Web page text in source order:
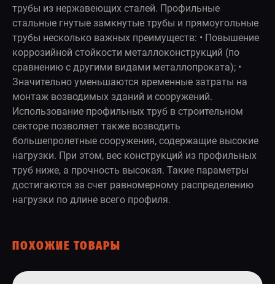
трубы из нержавеющих сталей. Профильные
стальные гнутые замкнутые трубы и прямоугольные
трубы несколько важных преимуществ: • Повышение
коррозийной стойкости металлоконструкций (по
сравнению с другими видами металлопроката); •
Значительно уменьшаются временные затраты на
монтаж возводимых зданий и сооружений.
Использование профильных труб в строительном
секторе позволяет также возводить
большепролетные сооружения, содержащие высокие
нагрузки. При этом, вес конструкций из профильных
труб ниже, а прочность высокая. Такие параметры
достигаются за счет равномерному распределению
нагрузки по длине всего профиля.
ПОХОЖИЕ ТОВАРЫ